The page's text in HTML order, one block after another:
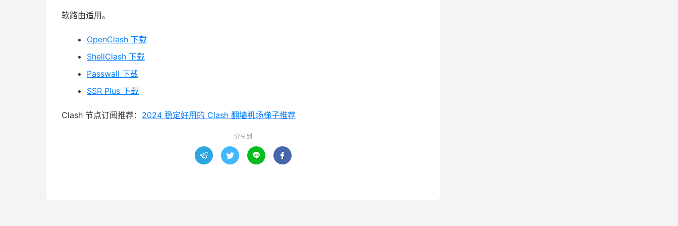
软路由适用。
OpenClash 下载
ShellClash 下载
Passwall 下载
SSR Plus 下载
Clash 节点订阅推荐： 2024 稳定好用的 Clash 翻墙机场梯子推荐
分享到
   